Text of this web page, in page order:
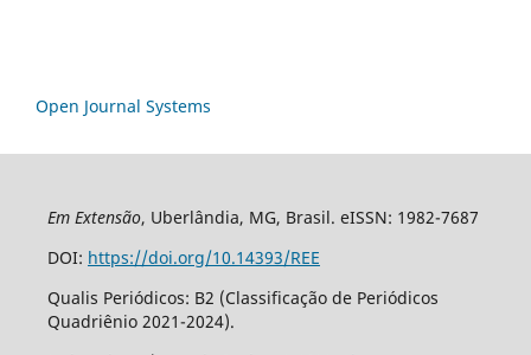
Open Journal Systems
Em Extensão, Uberlândia, MG, Brasil. eISSN: 1982-7687
DOI: https://doi.org/10.14393/REE
Qualis Periódicos: B2 (Classificação de Periódicos
Quadriênio 2021-2024).